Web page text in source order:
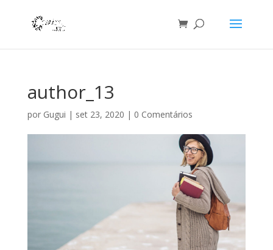
author_13
por Gugui | set 23, 2020 | 0 Comentários